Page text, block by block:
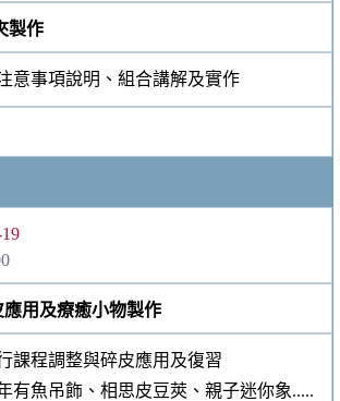
製作
意事項說明、組合講解及實作
用及療癒小物製作
課程調整與碎皮應用及復習
有魚吊飾、相思皮豆莢、親子迷你象.....